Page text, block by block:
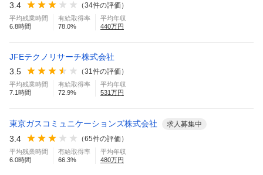
3.4 （34件の評価）
平均残業時間
6.8時間
有給取得率
78.0%
平均年収
440万円
JFEテクノリサーチ株式会社
3.5
（31件の評価）
平均残業時間
7.1時間
有給取得率
72.9%
平均年収
531万円
東京ガスコミュニケーションズ株式会社 求人募集中
3.4 （65件の評価）
平均残業時間
6.0時間
有給取得率
66.3%
平均年収
480万円